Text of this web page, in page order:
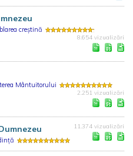
creștină
8.654 vizualizări
Mântuitorului
2.251 vizualizări
11.374 vizualizări